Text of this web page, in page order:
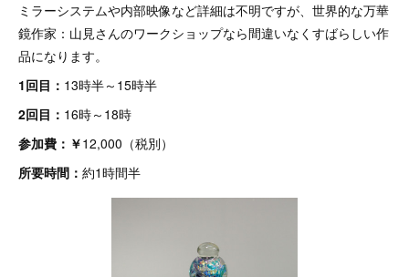
ミラーシステムや内部映像など詳細は不明ですが、世界的な万華
鏡作家：山見さんのワークショップなら間違いなくすばらしい作
品になります。
1回目： 13時半～15時半
2回目： 16時～18時
参加費：￥12,000（税別）
所要時間： 約1時間半